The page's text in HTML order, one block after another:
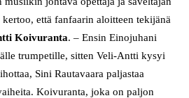
kertoo, että fanfaarin aloitteen tekijänä
Koivuranta. – Ensin Einojuhani
trumpetille, sitten Veli-Antti kysyi
Sini Rautavaara paljastaa
Koivuranta, joka on paljon